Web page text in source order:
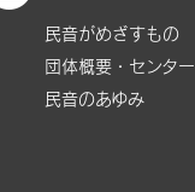
民音がめざすもの
団体概要・センター
民音のあゆみ